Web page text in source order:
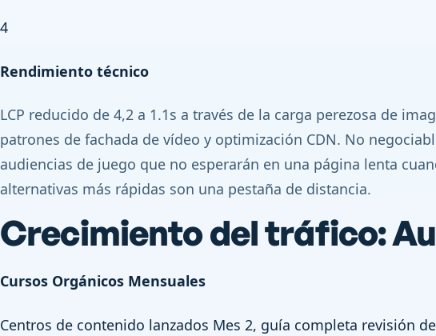
4
Rendimiento técnico
LCP reducido de 4,2 a 1.1s a través de la carga perezosa de
patrones de fachada de vídeo y optimización CDN. No
audiencias de juego que no esperarán en una página lenta
alternativas más rápidas son una pestaña de distancia.
Crecimiento del tráfico:
Cursos Orgánicos Mensuales
Centros de contenido lanzados Mes 2, guía completa revisión